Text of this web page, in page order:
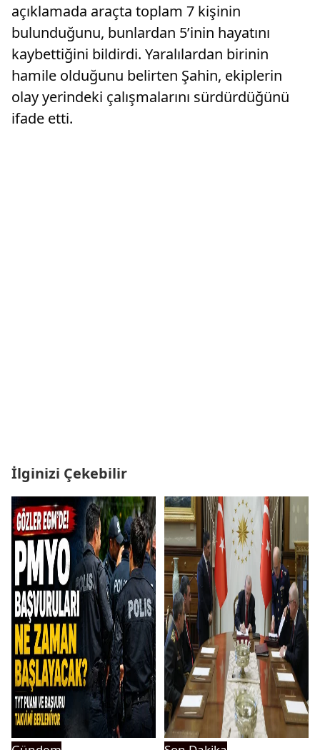
açıklamada araçta toplam 7 kişinin
bulunduğunu, bunlardan 5’inin hayatını
kaybettiğini bildirdi. Yaralılardan birinin
hamile olduğunu belirten Şahin, ekiplerin
olay yerindeki çalışmalarını sürdürdüğünü
ifade etti.
İlginizi Çekebilir